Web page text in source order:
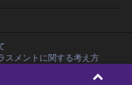
スメントに関する考え方